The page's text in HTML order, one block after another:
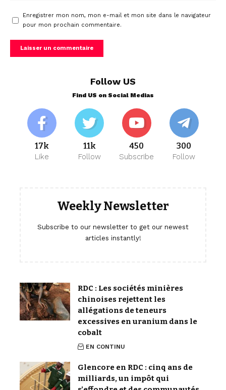
Enregistrer mon nom, mon e-mail et mon site dans le navigateur
pour mon prochain commentaire.
Follow US
Find US on Social Medias
17k
Like
11k
Follow
450
Subscribe
300
Follow
Weekly Newsletter
Subscribe to our newsletter to get our newest
articles instantly!
RDC : Les sociétés minières
chinoises rejettent les
allégations de teneurs
excessives en uranium dans le
cobalt
EN CONTINU
Glencore en RDC : cinq ans de
milliards, un impôt qui